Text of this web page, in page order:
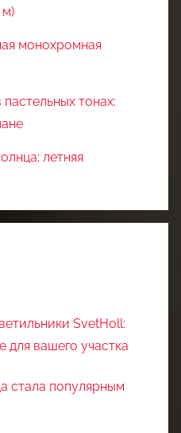
м)
монохромная
тонах:
летняя
SvetHoll:
вашего участка
стала популярным